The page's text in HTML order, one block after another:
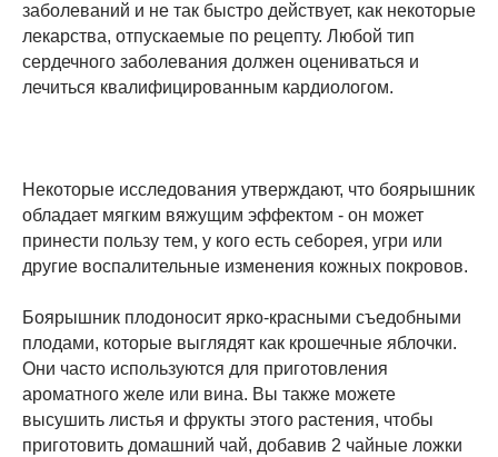
заболеваний и не так быстро действует, как некоторые
лекарства, отпускаемые по рецепту. Любой тип
сердечного заболевания должен оцениваться и
лечиться квалифицированным кардиологом.
Некоторые исследования утверждают, что боярышник
обладает мягким вяжущим эффектом - он может
принести пользу тем, у кого есть себорея, угри или
другие воспалительные изменения кожных покровов.
Боярышник плодоносит ярко-красными съедобными
плодами, которые выглядят как крошечные яблочки.
Они часто используются для приготовления
ароматного желе или вина. Вы также можете
высушить листья и фрукты этого растения, чтобы
приготовить домашний чай, добавив 2 чайные ложки